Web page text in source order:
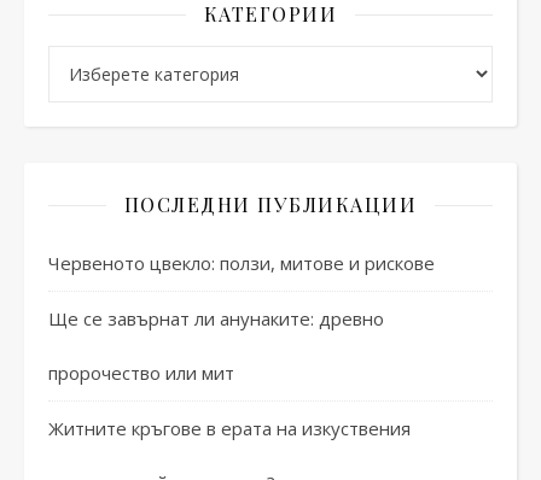
КАТЕГОРИИ
ПОСЛЕДНИ ПУБЛИКАЦИИ
Червеното цвекло: ползи, митове и рискове
Ще се завърнат ли анунаките: древно
пророчество или мит
Житните кръгове в ерата на изкуствения